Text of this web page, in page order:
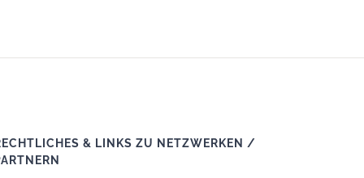
& LINKS ZU NETZWERKEN /